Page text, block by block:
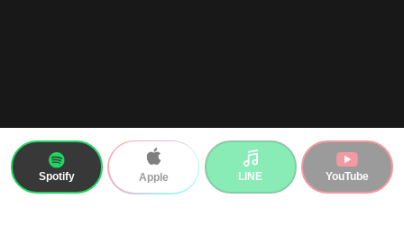
Spotify Apple LINE YouTube